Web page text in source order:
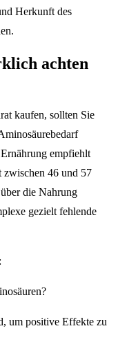
Herkunft des
achten
kaufen, sollten Sie
empfiehlt
zwischen 46 und 57
die Nahrung
gezielt fehlende
um positive Effekte zu